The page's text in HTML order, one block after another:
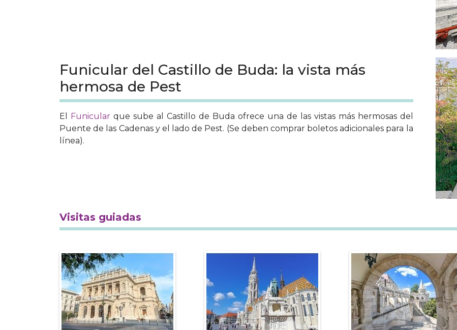
Funicular del Castillo de Buda: la vista más
hermosa de Pest
El Funicularque sube al Castillo de Buda ofrece una de las vistas más hermosas del
Puente de las Cadenas y el lado de Pest. (Se deben comprar boletos adicionales para la
línea).
Visitas guiadas